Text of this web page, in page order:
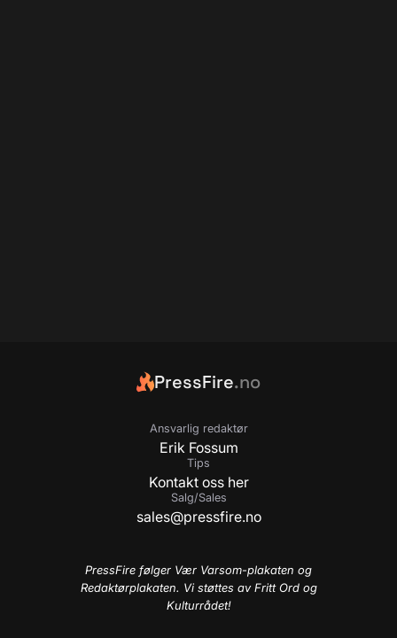
PressFire.no
Ansvarlig redaktør
Erik Fossum
Tips
Kontakt oss her
Salg/Sales
sales@pressfire.no
PressFire følger Vær Varsom-plakaten og
Redaktørplakaten. Vi støttes av Fritt Ord og
Kulturrådet!